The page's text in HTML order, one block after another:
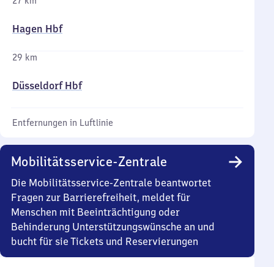
Hagen Hbf
29 km
Düsseldorf Hbf
Entfernungen in Luftlinie
Mobilitätsservice-Zentrale
Die Mobilitätsservice-Zentrale beantwortet
Fragen zur Barrierefreiheit, meldet für
Menschen mit Beeinträchtigung oder
Behinderung Unterstützungswünsche an und
bucht für sie Tickets und Reservierungen